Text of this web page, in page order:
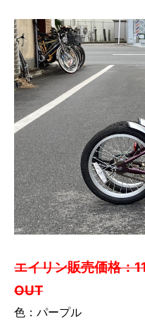
エイリン販売価格：
OUT
色：パープル